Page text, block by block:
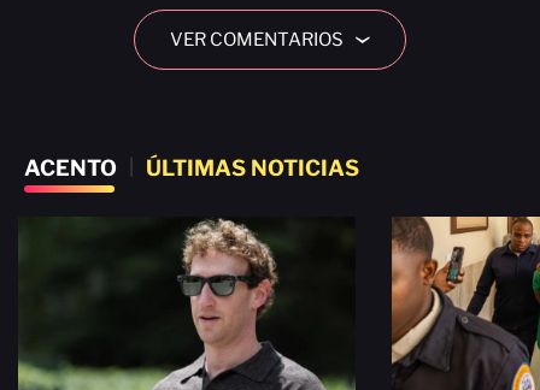
VER COMENTARIOS ›
ACENTO ÚLTIMAS NOTICIAS